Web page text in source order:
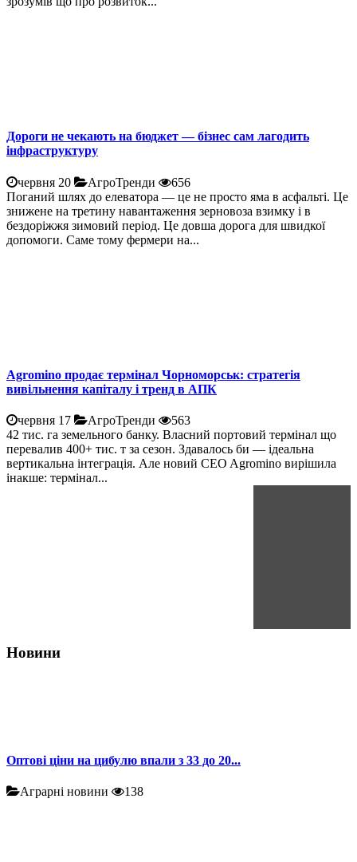
Дороги не чекають на бюджет — бізнес сам лагодить
інфраструктуру
червня 20 АгроТренди
656
Поганий шлях до елеватора — це не просто яма в асфальті. Це
знижене на третину навантаження зерновоза взимку і в
бездоріжжя зимовий період. Це довша дорога для швидкої
допомоги. Саме тому фермери на...
Agromino продає термінал Чорноморськ: стратегія
вивільнення капіталу і тренд в АПК
червня 17 АгроТренди
563
42 тис. га земельного банку. Власний портовий термінал що
перевалив 400+ тис. т за сезон. Здавалось би — ідеальна
вертикальна інтеграція. Але новий CEO Agromino вирішила
інакше: термінал...
Новини
Оптові ціни на цибулю впали з 33 до 20...
Аграрні новини 138